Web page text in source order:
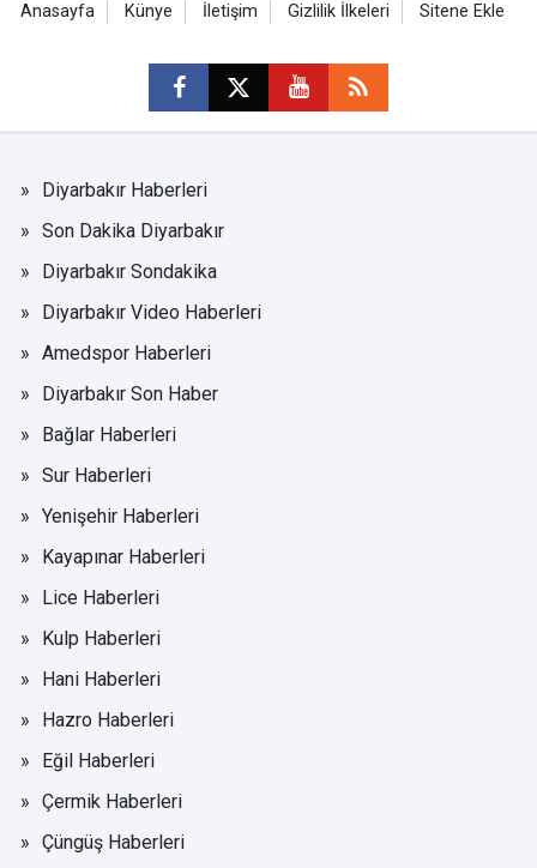
Anasayfa Künye İletişim Gizlilik İlkeleri Sitene Ekle
Diyarbakır Haberleri
Son Dakika Diyarbakır
Diyarbakır Sondakika
Diyarbakır Video Haberleri
Amedspor Haberleri
Diyarbakır Son Haber
Bağlar Haberleri
Sur Haberleri
Yenişehir Haberleri
Kayapınar Haberleri
Lice Haberleri
Kulp Haberleri
Hani Haberleri
Hazro Haberleri
Eğil Haberleri
Çermik Haberleri
Çüngüş Haberleri